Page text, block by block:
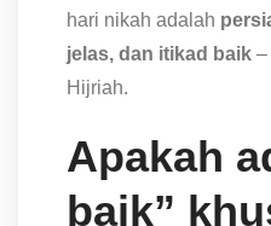
hari nikah adalah
jelas, dan itikad baik –
Hijriah.
Apakah
baik”